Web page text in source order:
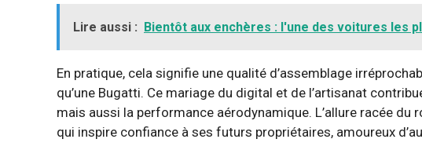
Lire aussi : Bientôt aux enchères : l'une des voitures les
En pratique, cela signifie une qualité d’assemblage
qu’une Bugatti. Ce mariage du digital et de l’artisanat
mais aussi la performance aérodynamique. L’allure racée du
qui inspire confiance à ses futurs propriétaires, amoureux